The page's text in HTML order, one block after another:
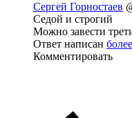
Сергей Горностаев
Седой и строгий
Можно завести
Ответ написан
Комментировать